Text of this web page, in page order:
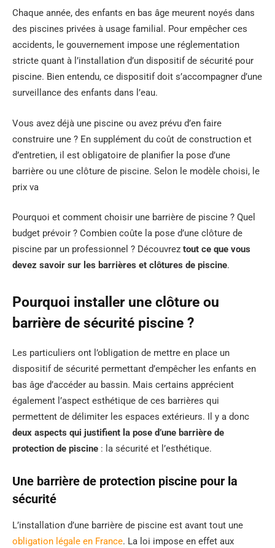
Chaque année, des enfants en bas âge meurent noyés dans
des piscines privées à usage familial. Pour empêcher ces
accidents, le gouvernement impose une réglementation
stricte quant à l’installation d’un dispositif de sécurité pour
piscine. Bien entendu, ce dispositif doit s’accompagner d’une
surveillance des enfants dans l’eau.
Vous avez déjà une piscine ou avez prévu d’en faire
construire une ? En supplément du coût de construction et
d’entretien, il est obligatoire de planifier la pose d’une
barrière ou une clôture de piscine. Selon le modèle choisi, le
prix va
Pourquoi et comment choisir une barrière de piscine ? Quel
budget prévoir ? Combien coûte la pose d’une clôture de
piscine par un professionnel ? Découvrez tout ce que vous
devez savoir sur les barrières et clôtures de piscine.
Pourquoi installer une clôture ou
barrière de sécurité piscine ?
Les particuliers ont l’obligation de mettre en place un
dispositif de sécurité permettant d’empêcher les enfants en
bas âge d’accéder au bassin. Mais certains apprécient
également l’aspect esthétique de ces barrières qui
permettent de délimiter les espaces extérieurs. Il y a donc
deux aspects qui justifient la pose d’une barrière de
protection de piscine : la sécurité et l’esthétique.
Une barrière de protection piscine pour la
sécurité
L’installation d’une barrière de piscine est avant tout une
obligation légale en France. La loi impose en effet aux